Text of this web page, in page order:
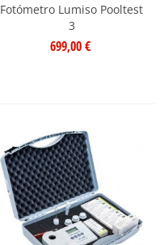
Fotómetro Lumiso Pooltest
3
699,00 €